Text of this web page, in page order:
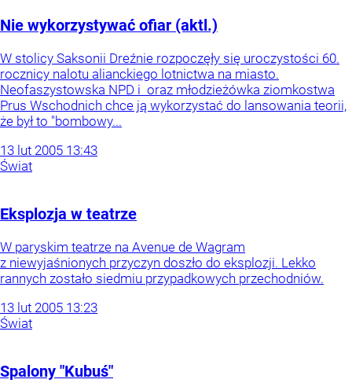
Nie wykorzystywać ofiar (aktl.)
W stolicy Saksonii Dreźnie rozpoczęły się uroczystości 60.
rocznicy nalotu alianckiego lotnictwa na miasto.
Neofaszystowska NPD i oraz młodzieżówka ziomkostwa
Prus Wschodnich chce ją wykorzystać do lansowania teorii,
że był to "bombowy...
13 lut 2005 13:43
Świat
Eksplozja w teatrze
W paryskim teatrze na Avenue de Wagram
z niewyjaśnionych przyczyn doszło do eksplozji. Lekko
rannych zostało siedmiu przypadkowych przechodniów.
13 lut 2005 13:23
Świat
Spalony "Kubuś"